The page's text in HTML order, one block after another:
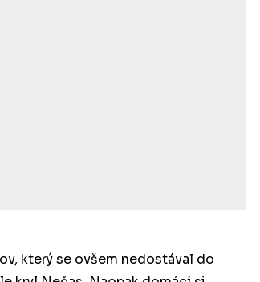
který se ovšem nedostával do